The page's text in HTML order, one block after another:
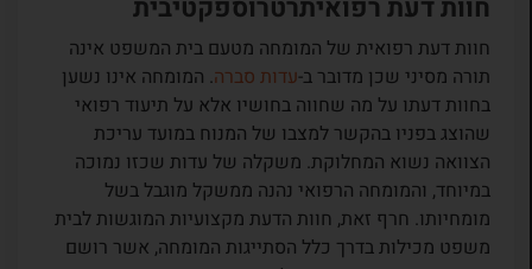
חוות דעת רפואיתרטרוספקטיבית
חוות דעת רפואית של המומחה מטעם בית המשפט אינה
תורה מסיני שכן מדובר ב-עדות סברה. המומחה אינו נשען
בחוות דעתו על מה שחווה בחושיו אלא על תיעוד רפואי
שהוצג בפניו בהקשר למצבו של המנוח במועד עריכת
הצוואה נשוא המחלוקת. משקלה של עדות שכזו נמוכה
במיוחד, והמומחה הרפואי נהנה ממשקל מוגבל בשל
מומחיותו. חרף זאת, חוות הדעת מקצועיות המוגשות לבית
משפט מכילות בדרך כלל הסתייגות המומחה, אשר רושם